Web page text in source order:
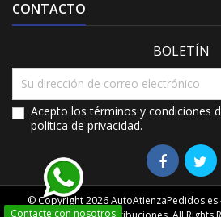
CONTACTO
Contacte con nosotros
BOLETÍN
Acepto los términos y condiciones
política de privacidad.
© Copyright 2026 AutoAtienzaPedidos.es